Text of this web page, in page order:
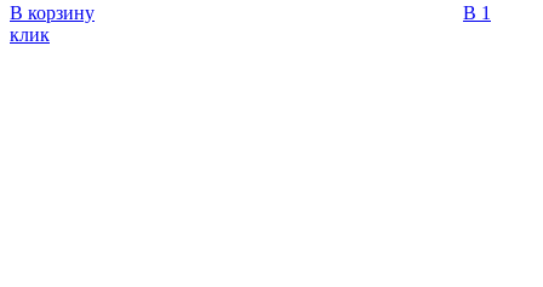
В корзину
В 1
клик